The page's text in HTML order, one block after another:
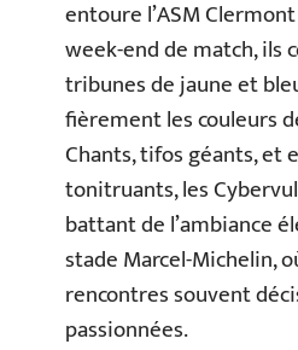
entoure l’ASM
week-end de match, ils
tribunes de jaune et
fièrement les couleurs
Chants, tifos géants, et
tonitruants, les
battant de l’ambiance
stade Marcel-Michelin,
rencontres souvent
passionnées.